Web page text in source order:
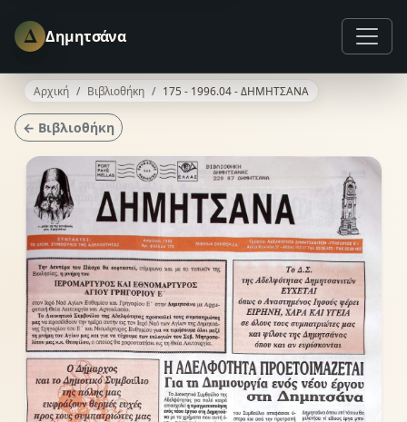
Δ Δημητσάνα
Αρχική Βιβλιοθήκη 175 - 1996.04 - ΔΗΜΗΤΣΑΝΑ
← Βιβλιοθήκη